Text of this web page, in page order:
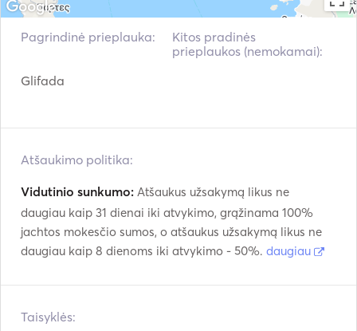
It can accommodate up to 8 people on board for the day.
like high end powerful sound system where you can log
snorkeling equipment, bathing platforms on each side,
Pagrindinė prieplauka:
Glifada
Kitos pradinės
prieplaukos (nemokamai):
Atšaukimo politika:
Vidutinio sunkumo: Atšaukus užsakymą likus ne
daugiau kaip 31 dienai iki atvykimo, grąžinama 100%
jachtos mokesčio sumos, o atšaukus užsakymą likus ne
daugiau kaip 8 dienoms iki atvykimo - 50%. daugiau
Taisyklės: